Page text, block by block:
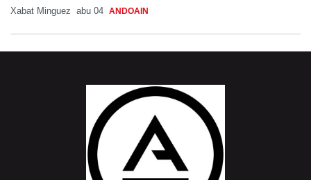
Xabat Minguez abu 04 ANDOAIN